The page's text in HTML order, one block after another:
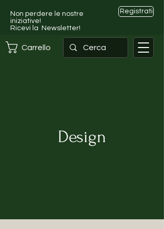
Non perdere le nostre
iniziative!
Ricevi la Newsletter!
Registrati
Carrello
Design